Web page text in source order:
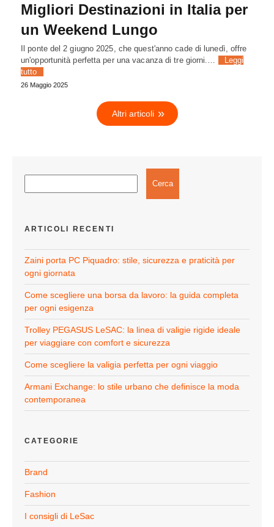
Migliori Destinazioni in Italia per
un Weekend Lungo
Il ponte del 2 giugno 2025, che quest'anno cade di lunedì, offre
un'opportunità perfetta per una vacanza di tre giorni.…
Leggi
tutto
26 Maggio 2025
Altri articoli
Cerca
ARTICOLI RECENTI
Zaini porta PC Piquadro: stile, sicurezza e praticità per
ogni giornata
Come scegliere una borsa da lavoro: la guida completa
per ogni esigenza
Trolley PEGASUS LeSAC: la linea di valigie rigide ideale
per viaggiare con comfort e sicurezza
Come scegliere la valigia perfetta per ogni viaggio
Armani Exchange: lo stile urbano che definisce la moda
contemporanea
CATEGORIE
Brand
Fashion
I consigli di LeSac